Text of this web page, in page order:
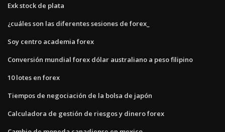
Exk stock de plata
¿cuáles son las diferentes sesiones de forex_
Soy centro academia forex
Conversión mundial forex dólar australiano a peso filipino
10 lotes en forex
Tiempos de negociación de la bolsa de japón
Calculadora de gestión de riesgos y dinero forex